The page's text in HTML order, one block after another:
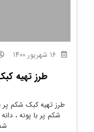
طرز تهیه
طرز تهیه کبک شکم پر
شکم پر با پونه ،